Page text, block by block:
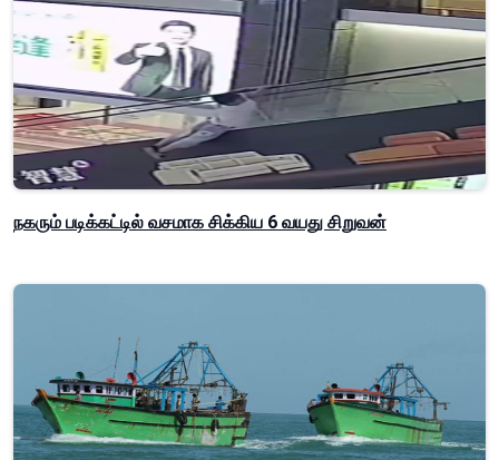
நகரும் படிக்கட்டில் வசமாக சிக்கிய 6 வயது சிறுவன்